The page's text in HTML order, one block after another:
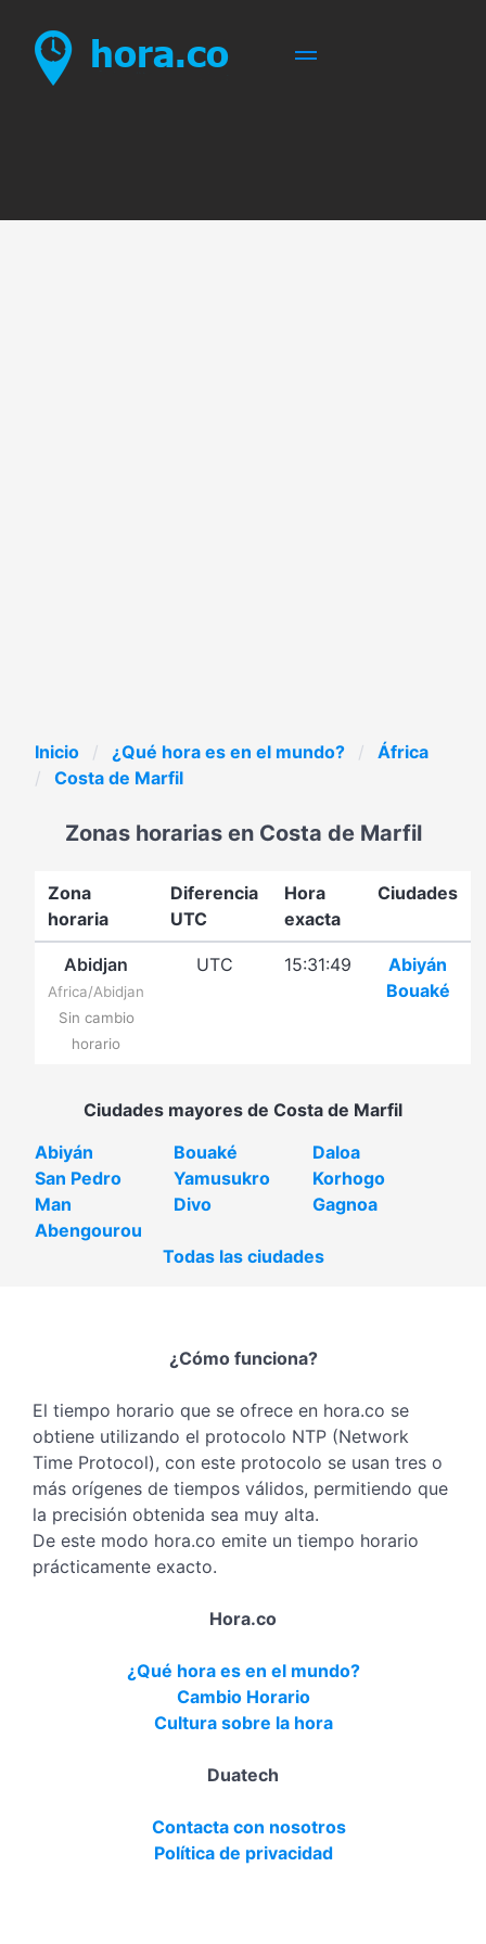
Inicio ¿Qué hora es en el mundo?
África
Costa de Marfil
Zonas horarias en Costa de Marfil
Zona
horaria
Diferencia
UTC
Hora
exacta
Ciudades
Abidjan
Africa/Abidjan
Sin cambio
horario
UTC 15:31:49
Abiyán
Bouaké
Ciudades mayores de Costa de Marfil
Abiyán
Bouaké
Daloa
San Pedro
Yamusukro
Korhogo
Man
Divo
Gagnoa
Abengourou
Todas las ciudades
¿Cómo funciona?
El tiempo horario que se ofrece en hora.co se
obtiene utilizando el protocolo NTP (Network
Time Protocol), con este protocolo se usan tres o
más orígenes de tiempos válidos, permitiendo que
la precisión obtenida sea muy alta.
De este modo hora.co emite un tiempo horario
prácticamente exacto.
Hora.co
¿Qué hora es en el mundo?
Cambio Horario
Cultura sobre la hora
Duatech
Contacta con nosotros
Política de privacidad